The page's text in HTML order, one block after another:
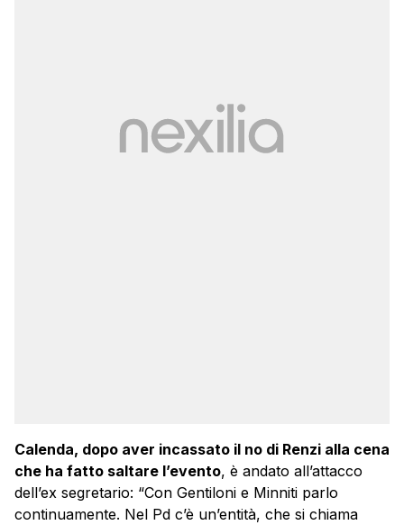
Calenda, dopo aver incassato il no di Renzi alla cena
che ha fatto saltare l’evento, è andato all’attacco
dell’ex segretario: “Con Gentiloni e Minniti parlo
continuamente. Nel Pd c’è un’entità, che si chiama